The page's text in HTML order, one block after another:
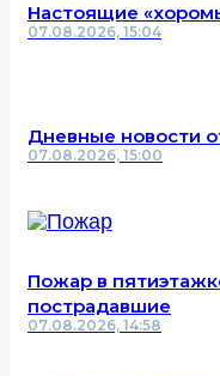
Настоящие
07.08.2026, 15:04
Дневные новости
07.08.2026, 15:00
Пожар в
пострадавшие
07.08.2026, 14:58